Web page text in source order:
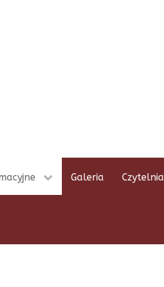
Galeria Czytelnia